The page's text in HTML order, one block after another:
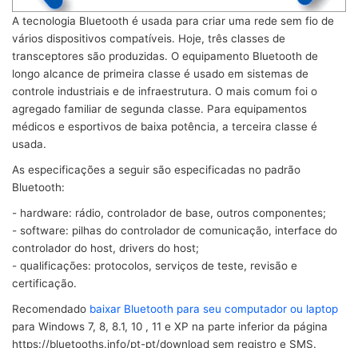
A tecnologia Bluetooth é usada para criar uma rede sem fio de
vários dispositivos compatíveis. Hoje, três classes de
transceptores são produzidas. O equipamento Bluetooth de
longo alcance de primeira classe é usado em sistemas de
controle industriais e de infraestrutura. O mais comum foi o
agregado familiar de segunda classe. Para equipamentos
médicos e esportivos de baixa potência, a terceira classe é
usada.
As especificações a seguir são especificadas no padrão
Bluetooth:
- hardware: rádio, controlador de base, outros componentes;
- software: pilhas do controlador de comunicação, interface do
controlador do host, drivers do host;
- qualificações: protocolos, serviços de teste, revisão e
certificação.
Recomendado baixar Bluetooth para seu computador ou laptop
para Windows 7, 8, 8.1, 10 , 11 e XP na parte inferior da página
https://bluetooths.info/pt-pt/download sem registro e SMS.